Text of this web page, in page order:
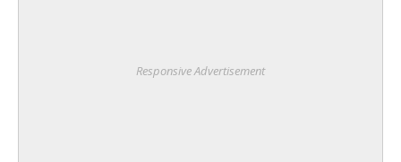
Responsive Advertisement